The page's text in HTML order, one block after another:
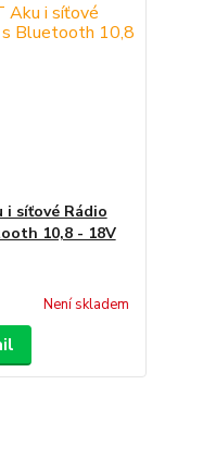
i síťové Rádio
10,8 - 18V
Není skladem